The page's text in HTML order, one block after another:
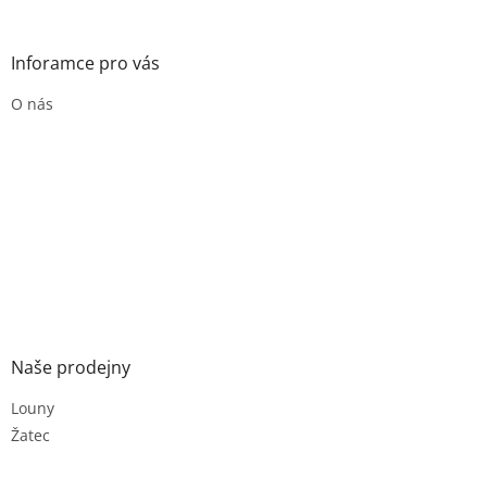
Inforamce pro vás
O nás
Naše prodejny
Louny
Žatec